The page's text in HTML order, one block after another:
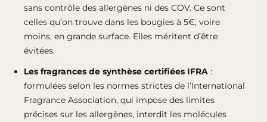
sans contrôle des allergènes ni des COV. Ce sont
celles qu’on trouve dans les bougies à 5€, voire
moins, en grande surface. Elles méritent d’être
évitées.
Les fragrances de synthèse certifiées IFRA :
formulées selon les normes strictes de l’International
Fragrance Association, qui impose des limites
précises sur les allergènes, interdit les molécules